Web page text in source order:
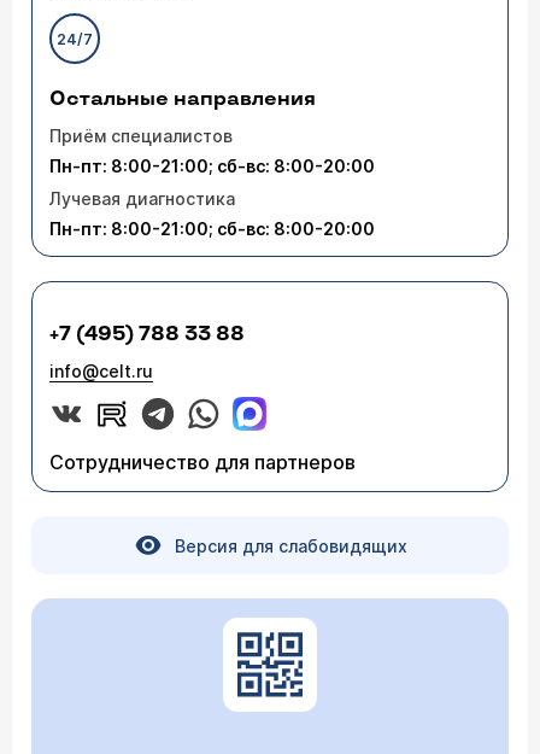
24/7
Остальные направления
Приём специалистов
Пн-пт: 8:00-21:00; сб-вс: 8:00-20:00
Лучевая диагностика
Пн-пт: 8:00-21:00; сб-вс: 8:00-20:00
+7 (495) 788 33 88
info@celt.ru
Сотрудничество для партнеров
Версия для слабовидящих